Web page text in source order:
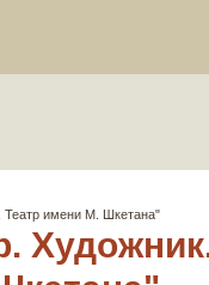
Театр имени М. Шкетана"